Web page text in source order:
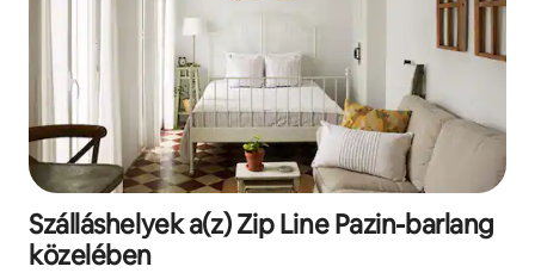
Szálláshelyek a(z) Zip Line Pazin-barlang
közelében